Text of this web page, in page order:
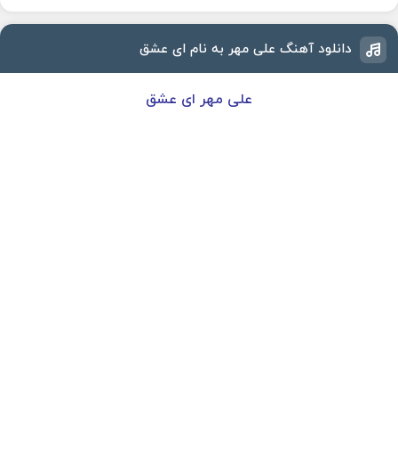
دانلود آهنگ علی مهر به نام ای عشق
علی مهر ای عشق